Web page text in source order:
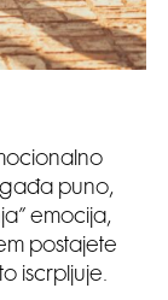
puno,
emocija,
postajete
iscrpljuje.